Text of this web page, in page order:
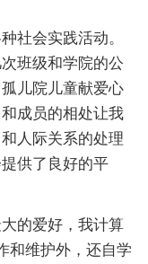
社会实践活动。
班级和学院的公
儿院儿童献爱心
成员的相处让我
人际关系的处理
供了良好的平
的爱好，我计算
和维护外，还自学